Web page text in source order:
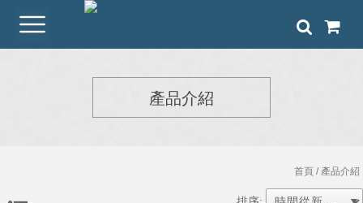
產品介紹
首頁/ 產品介紹